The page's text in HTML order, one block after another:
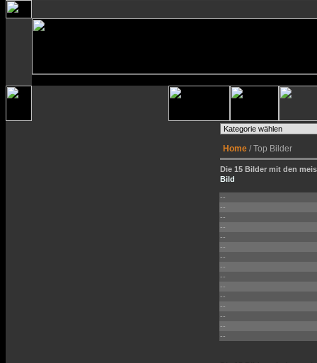
Home / Top Bilder
Die 15 Bilder mit den
Bild
--
--
--
--
--
--
--
--
--
--
--
--
--
--
--